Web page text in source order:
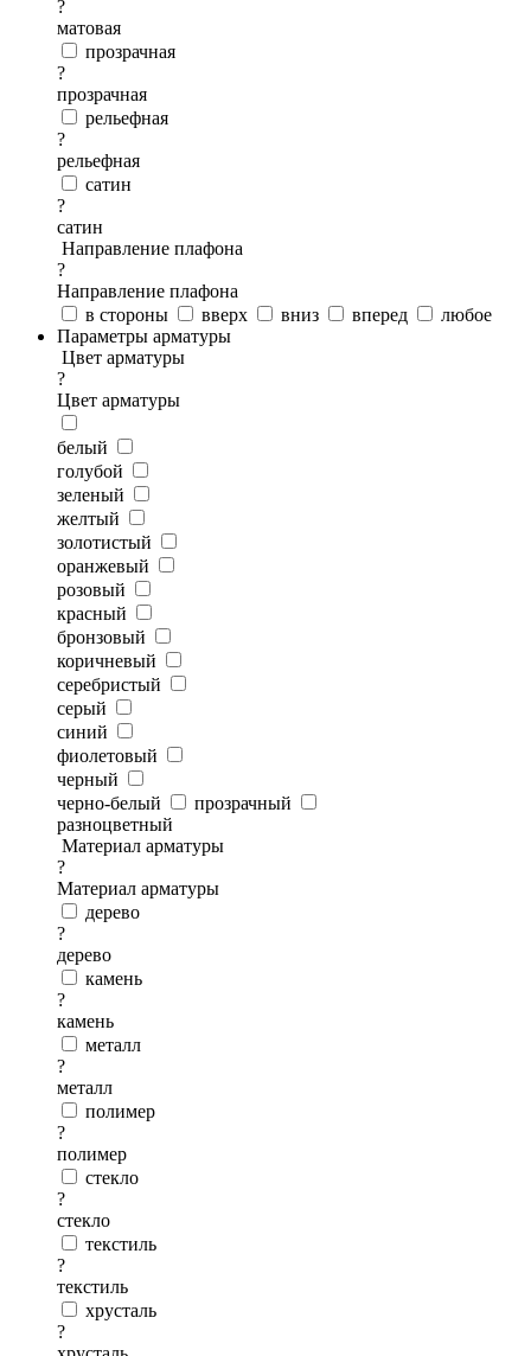
?
матовая
прозрачная
?
прозрачная
рельефная
?
рельефная
сатин
?
сатин
Направление плафона
?
Направление плафона
в стороны
вверх вниз вперед
любое
Параметры арматуры
Цвет арматуры
?
Цвет арматуры
белый
голубой
зеленый
желтый
золотистый
оранжевый
розовый
красный
бронзовый
коричневый
серебристый
серый
синий
фиолетовый
черный
черно-белый
прозрачный
разноцветный
Материал арматуры
?
Материал арматуры
дерево
?
дерево
камень
?
камень
металл
?
металл
полимер
?
полимер
стекло
?
стекло
текстиль
?
текстиль
хрусталь
?